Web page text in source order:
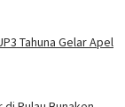
Tahuna Gelar Apel